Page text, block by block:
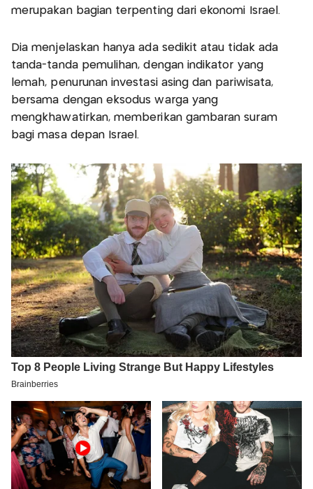
merupakan bagian terpenting dari ekonomi Israel.
Dia menjelaskan hanya ada sedikit atau tidak ada
tanda-tanda pemulihan, dengan indikator yang
lemah, penurunan investasi asing dan pariwisata,
bersama dengan eksodus warga yang
mengkhawatirkan, memberikan gambaran suram
bagi masa depan Israel.